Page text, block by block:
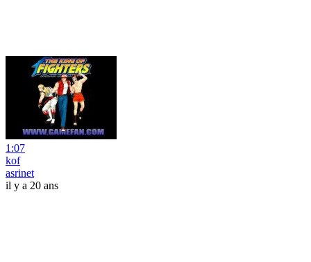
1:07
kof
asrinet
il y a 20 ans